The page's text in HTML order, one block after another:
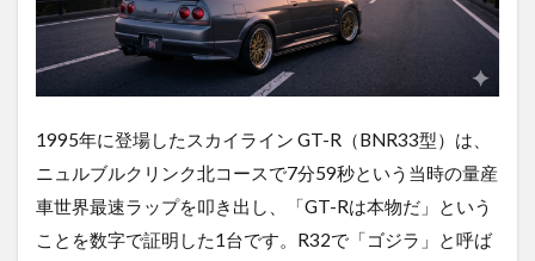
1995年に登場したスカイライン GT-R（BNR33型）は、
ニュルブルクリンク北コースで7分59秒という当時の量産
車世界最速ラップを叩き出し、「GT-Rは本物だ」という
ことを数字で証明した1台です。R32で「ゴジラ」と呼ば